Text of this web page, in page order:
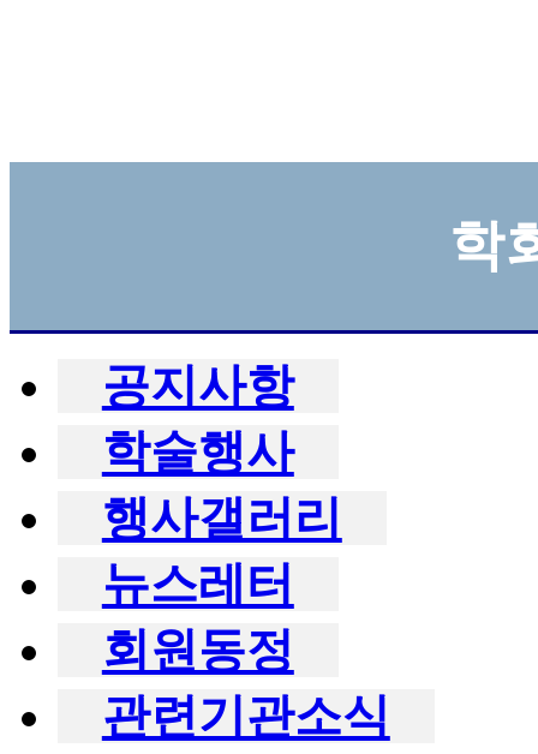
학
공지사항
학술행사
행사갤러리
뉴스레터
회원동정
관련기관소식